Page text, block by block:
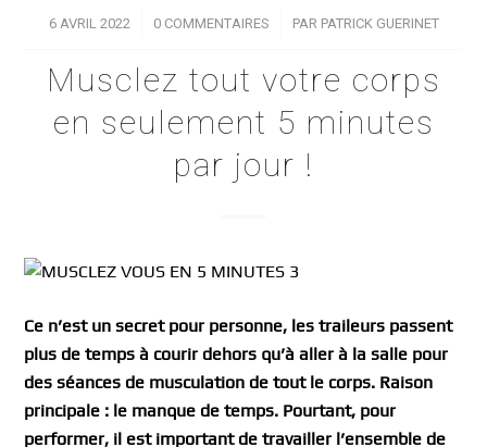
6 AVRIL 2022
/ 0 COMMENTAIRES
/ PAR PATRICK GUERINET
Musclez tout votre corps
en seulement 5 minutes
par jour !
Ce n’est un secret pour personne, les traileurs passent
plus de temps à courir dehors qu’à aller à la salle pour
des séances de musculation de tout le corps. Raison
principale : le manque de temps. Pourtant, pour
performer, il est important de travailler l’ensemble de